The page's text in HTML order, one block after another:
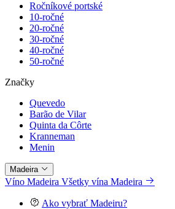
Ročníkové portské
10-ročné
20-ročné
30-ročné
40-ročné
50-ročné
Značky
Quevedo
Barão de Vilar
Quinta da Côrte
Kranneman
Menin
Madeira
Víno Madeira Všetky vína Madeira
Ako vybrať Madeiru?